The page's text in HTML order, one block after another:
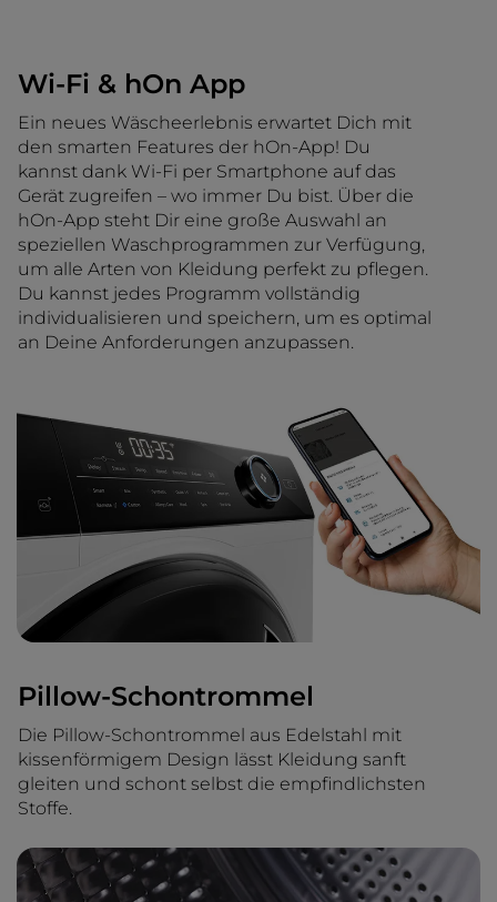
Wi-Fi & hOn App
Ein neues Wäscheerlebnis erwartet Dich mit
den smarten Features der hOn-App! Du
kannst dank Wi-Fi per Smartphone auf das
Gerät zugreifen – wo immer Du bist. Über die
hOn-App steht Dir eine große Auswahl an
speziellen Waschprogrammen zur Verfügung,
um alle Arten von Kleidung perfekt zu pflegen.
Du kannst jedes Programm vollständig
individualisieren und speichern, um es optimal
an Deine Anforderungen anzupassen.
Pillow-Schontrommel
Die Pillow-Schontrommel aus Edelstahl mit
kissenförmigem Design lässt Kleidung sanft
gleiten und schont selbst die empfindlichsten
Stoffe.